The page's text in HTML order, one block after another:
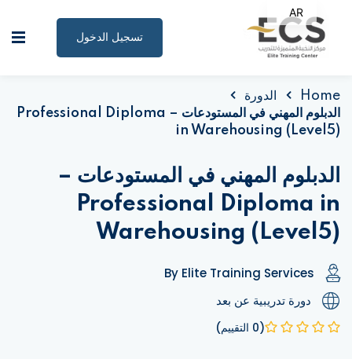
تسجيل الدخول
الصفحة الرئيسية
المقالات
نبذة عنا
Home
الدورة
الدبلوم المهني في المستودعات – Professional Diploma
in Warehousing (Level5)
الدبلوم المهني في المستودعات –
Professional Diploma in
Warehousing (Level5)
By Elite Training Services
دورة تدريبية عن بعد
(0 التقييم)
AR
EN